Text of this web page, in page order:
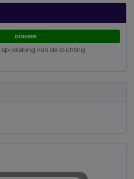
DONEER
rekening van de stichting